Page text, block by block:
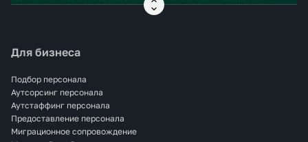
понимаем, насколько важно быстро и правильно
Закрываем задачи под ключ: от поиска сотрудников до
проживанием, адаптацией и документацией. Всё — без
бюрократии и с полной юридической чистотой.
Если вам нужен персонал на кондитерское производство
в Москве — оставьте заявку, и мы возьмём всё остальное
на себя.
Для бизнеса
Подбор персонала
Аутсорсинг персонала
Аутстаффинг персонала
Предоставление персонала
Миграционное сопровождение